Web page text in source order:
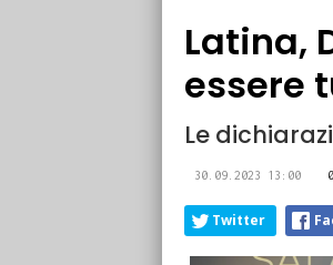
Latina,
essere
Le
30.09.2023 13:00 0
Twitter